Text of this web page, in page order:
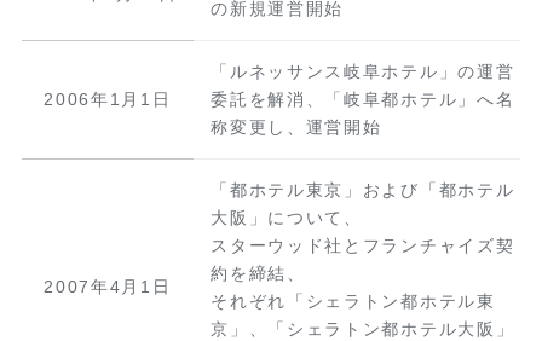
の新規運営開始
2006年1月1日
「ルネッサンス岐阜ホテル」の運営
委託を解消、「岐阜都ホテル」へ名
称変更し、運営開始
2007年4月1日
「都ホテル東京」および「都ホテル
大阪」について、
スターウッド社とフランチャイズ契
約を締結、
それぞれ「シェラトン都ホテル東
京」、「シェラトン都ホテル大阪」